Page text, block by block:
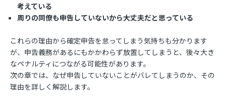
考えている
周りの同僚も申告していないから大丈夫だと思っている
これらの理由から確定申告を怠ってしまう気持ちも分かります
が、申告義務があるにもかかわらず放置してしまうと、後々大き
なペナルティにつながる可能性があります。
次の章では、なぜ申告していないことがバレてしまうのか、その
理由を詳しく解説します。